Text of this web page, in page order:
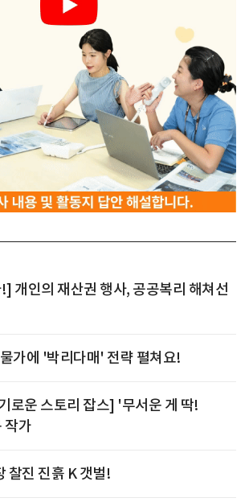
개인의 재산권 행사, 공공복리 해쳐선
가에 '박리다매' 전략 펼쳐요!
로운 스토리 잡스] '무서운 게 딱!
작가
찰진 진흙 K 갯벌!